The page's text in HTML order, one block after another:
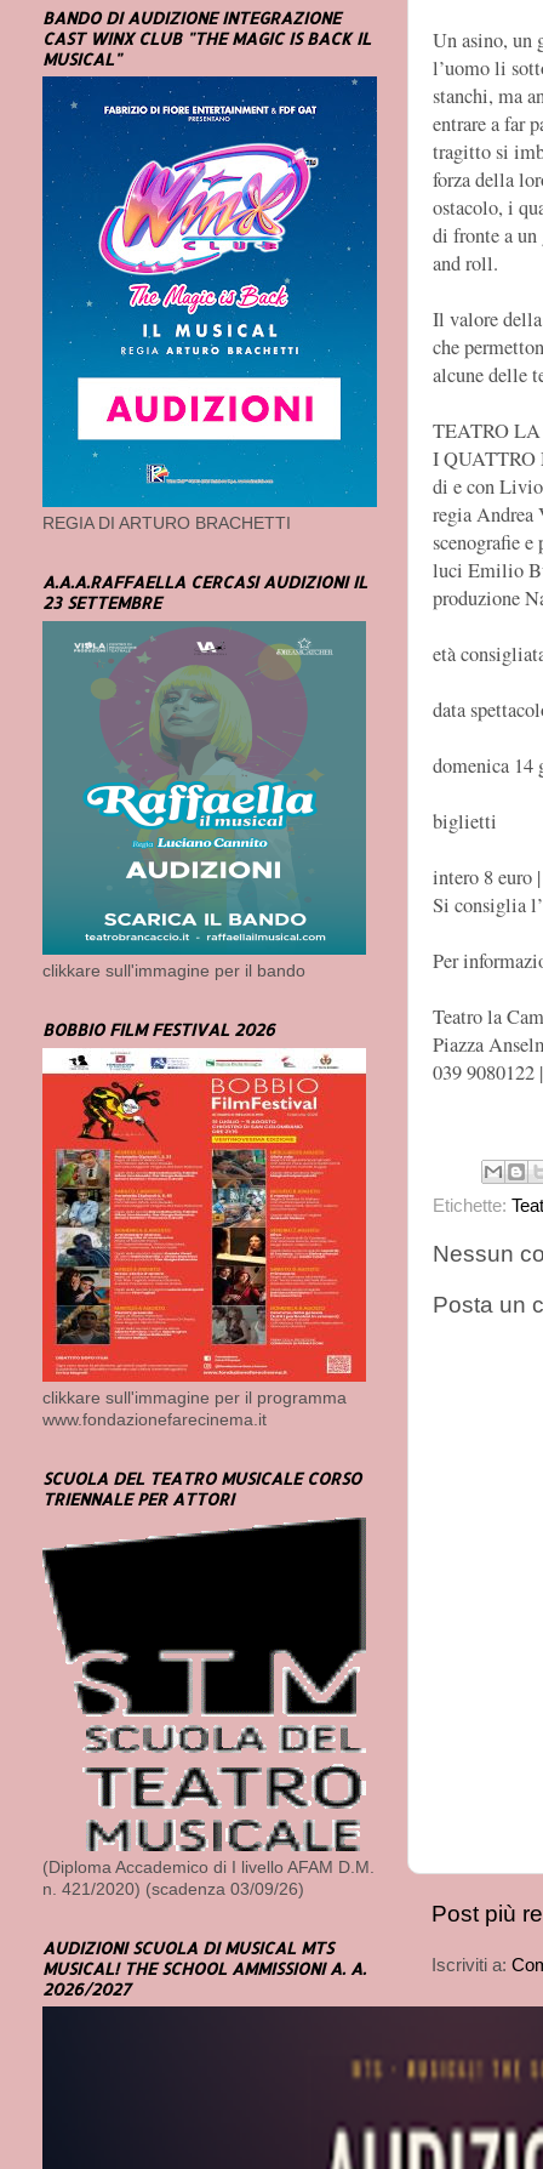
Un asino, un
l’uomo li
stanchi, ma
entrare a far
tragitto si
forza della
ostacolo, i
di fronte a un
and roll.
Il valore
che
alcune delle
TEATRO
I
di e con
regia
scenografie
luci Emilio
produzione
età
data
domenica 14
biglietti
intero 8 euro
Si consiglia
Per
Teatro la
Piazza
039 9080122
Etichette:
Nessun
Posta un
Post più
Iscriviti a:
BANDO DI AUDIZIONE INTEGRAZIONE
CAST WINX CLUB "THE MAGIC IS BACK IL
MUSICAL"
REGIA DI ARTURO BRACHETTI
A.A.A.RAFFAELLA CERCASI AUDIZIONI IL
23 SETTEMBRE
clikkare sull'immagine per il bando
BOBBIO FILM FESTIVAL 2026
clikkare sull'immagine per il programma
www.fondazionefarecinema.it
SCUOLA DEL TEATRO MUSICALE CORSO
TRIENNALE PER ATTORI
(Diploma Accademico di I livello AFAM D.M.
n. 421/2020) (scadenza 03/09/26)
AUDIZIONI SCUOLA DI MUSICAL MTS
MUSICAL! THE SCHOOL AMMISSIONI A. A.
2026/2027